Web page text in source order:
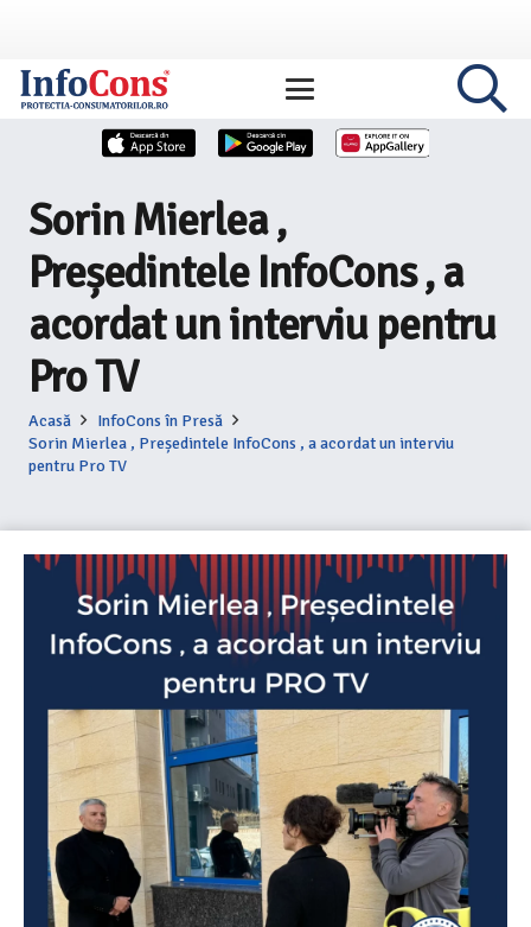
Sorin Mierlea ,
Președintele InfoCons , a
acordat un interviu pentru
Pro TV
Acasă
InfoCons în Presă
Sorin Mierlea , Președintele InfoCons , a acordat un interviu
pentru Pro TV